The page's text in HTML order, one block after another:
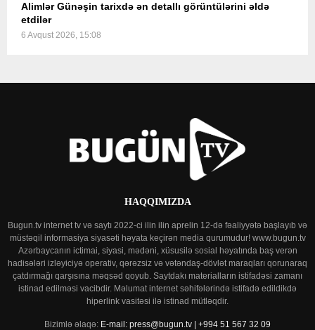
Alimlər Günəşin tarixdə ən detallı görüntülərini əldə
etdilər
6 Avqust 2026, 15:08
HAQQIMIZDA
Bugun.tv internet tv və saytı 2022-ci ilin ilin aprelin 12-də fəaliyyətə başlayıb və
müstəqil informasiya siyasəti həyata keçirən media qurumudur! www.bugun.tv
Azərbaycanın ictimai, siyasi, mədəni, xüsusilə sosial həyatında baş verən
hadisələri izləyiciyə operativ, qərəzsiz və vətəndaş-dövlət maraqları qorunaraq
çatdırmağı qarşısına məqsəd qoyub. Saytdakı materialların istifadəsi zamanı
istinad edilməsi vacibdir. Məlumat internet səhifələrində istifadə edildikdə
hiperlink vasitəsi ilə istinad mütləqdir.
Bizimlə əlaqə: E-mail: press@bugun.tv | +994 51 567 32 09